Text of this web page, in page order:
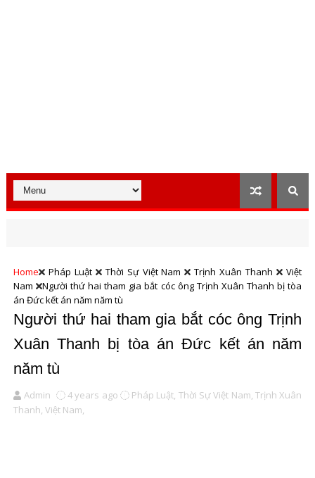
Home Pháp Luật Thời Sự Việt Nam Trịnh Xuân Thanh
Việt
Nam
Người thứ hai tham gia bắt cóc ông Trịnh Xuân Thanh bị tòa
án Đức kết án năm năm tù
Người thứ hai tham gia bắt cóc ông Trịnh
Xuân Thanh bị tòa án Đức kết án năm
năm tù
Admin 4 years ago Pháp Luật, Thời Sự Việt Nam, Trịnh Xuân
Thanh, Việt Nam,